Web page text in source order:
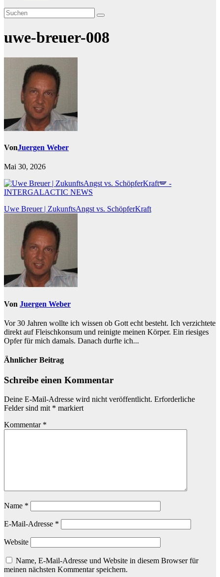
uwe-breuer-008
VonJuergen Weber
Mai 30, 2026
Beitragsnavigation
Uwe Breuer | ZukunftsAngst vs. SchöpferKraft
Von Juergen Weber
Vor 30 Jahren wollte ich wissen ob Gott echt besteht. Ich verzichtete
direkt auf Fleischkonsum und reinigte meinen Körper. Ein riesiges
Opfer für mich damals. Danach durfte ich...
Ähnlicher Beitrag
Schreibe einen Kommentar
Deine E-Mail-Adresse wird nicht veröffentlicht. Erforderliche
Felder sind mit * markiert
Kommentar *
Name *
E-Mail-Adresse *
Website
Name, E-Mail-Adresse und Website in diesem Browser für
meinen nächsten Kommentar speichern.